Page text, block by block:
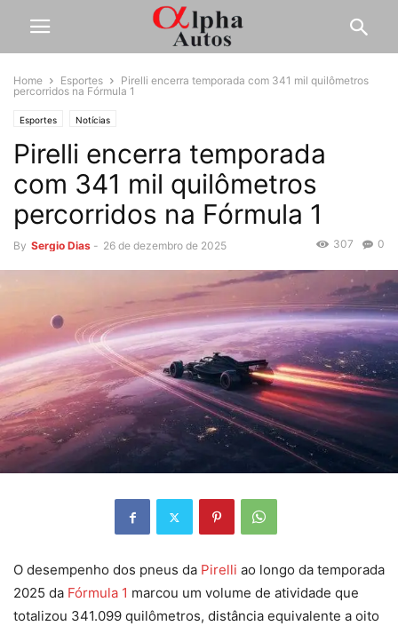
Home Esportes
Pirelli encerra temporada com 341 mil quilômetros
percorridos na Fórmula 1
Esportes Notícias
Pirelli encerra temporada
com 341 mil quilômetros
percorridos na Fórmula 1
By Sergio Dias - 26 de dezembro de 2025 0
307
O desempenho dos pneus da Pirelli ao longo da temporada
2025 da Fórmula 1 marcou um volume de atividade que
totalizou 341.099 quilômetros, distância equivalente a oito